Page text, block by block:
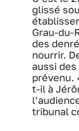
glissé
Grau-du-
des
nourrir.
aussi
prévenu.
t-il à
tribunal